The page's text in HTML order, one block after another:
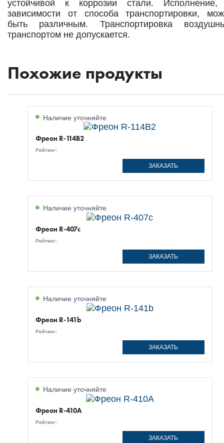
устойчивой к коррозии стали.
зависимости от способа транспортировки,
быть различным. Транспортировка
транспортом не допускается.
Похожие продукты
Наличие уточняйте
Фреон R-114B2
Рейтинг:
ЗАКАЗАТЬ
Наличие уточняйте
Фреон R-407c
Рейтинг:
ЗАКАЗАТЬ
Наличие уточняйте
Фреон R-141b
Рейтинг:
ЗАКАЗАТЬ
Наличие уточняйте
Фреон R-410A
Рейтинг:
ЗАКАЗАТЬ